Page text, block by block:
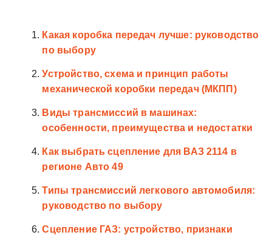
Какая коробка передач лучше: руководство
по выбору
Устройство, схема и принцип работы
механической коробки передач (МКПП)
Виды трансмиссий в машинах:
особенности, преимущества и недостатки
Как выбрать сцепление для ВАЗ 2114 в
регионе Авто 49
Типы трансмиссий легкового автомобиля:
руководство по выбору
Сцепление ГАЗ: устройство, признаки